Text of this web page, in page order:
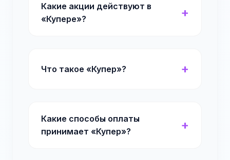
Какие акции действуют в
«Купере»?
Что такое «Купер»?
Какие способы оплаты
принимает «Купер»?